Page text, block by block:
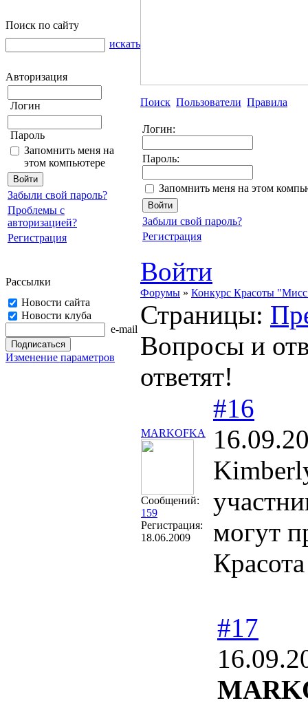
Поиск по сайту
искать
Авторизация
Логин
Пароль
Запомнить меня на
этом компьютере
Забыли свой пароль?
Проблемы с
авторизацией?
Регистрация
Рассылки
Новости сайта
Новости клуба
e-mail
Изменение параметров
Поиск Пользователи Правила
Логин:
Пароль:
Запомнить меня на этом
Забыли свой пароль?
Регистрация
Войти
Форумы » Конкурс Красоты
Страницы:
Вопросы и
ответят!
MARKOFKA
Сообщений:
159
Регистрация:
18.06.2009
#16
могут
#17